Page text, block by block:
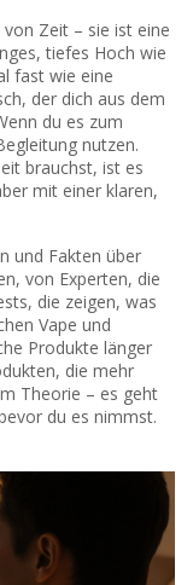
Zeit – sie ist eine
tiefes Hoch wie
fast wie eine
der dich aus dem
du es zum
nutzen.
brauchst, ist es
mit einer klaren,
und Fakten über
von Experten, die
die zeigen, was
Vape und
Produkte länger
die mehr
Theorie – es geht
du es nimmst.